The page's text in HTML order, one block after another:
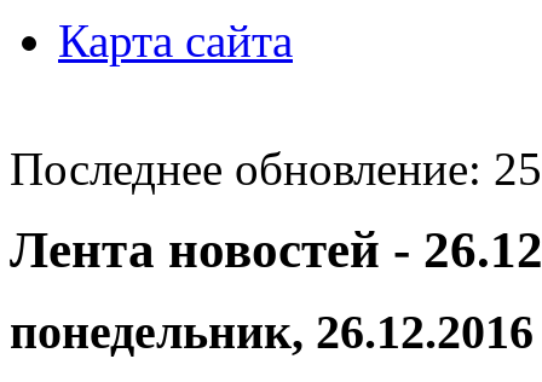
Карта сайта
Последнее обновление:
Лента новостей -
понедельник, 26.12.2016